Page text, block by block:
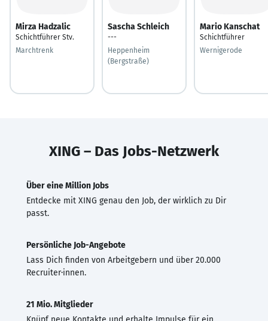
Mirza Hadzalic
Schichtführer Stv.
Marchtrenk
Sascha Schleich
---
Heppenheim
(Bergstraße)
Mario Kanschat
Schichtführer
Wernigerode
XING – Das Jobs-Netzwerk
Über eine Million Jobs
Entdecke mit XING genau den Job, der wirklich zu Dir
passt.
Persönliche Job-Angebote
Lass Dich finden von Arbeitgebern und über 20.000
Recruiter·innen.
21 Mio. Mitglieder